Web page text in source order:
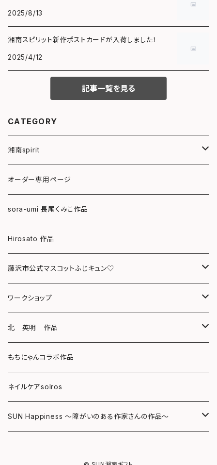
2025/8/13
湘南スピリット新作ポストカードが入荷しました！
2025/4/12
記事一覧を見る
CATEGORY
湘南spirit
ポストカード
グリーティングカード
クリアファイル
マグカップ
スマホケース
キーホルダー
バッグ
Tシャツ
ミラー
オーダー専用ページ
sora-umi 長尾くみこ作品
Hirosato 作品
藤沢市公式マスコットふじキュン♡
クリアファイル
ボールペン
キーホルダー
マグネット
シール
ワークショップ
海レジンアートボード
レジンチャーム
サンキャッチャー
北 英明 作品
ポストカード
もちにゃんコラボ作品
ネイルケアsolros
SUN Happiness ～障がいのある作家さんの作品～